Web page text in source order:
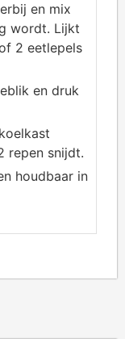
en mix
wordt. Lijkt
2 eetlepels
en druk
repen snijdt.
houdbaar in